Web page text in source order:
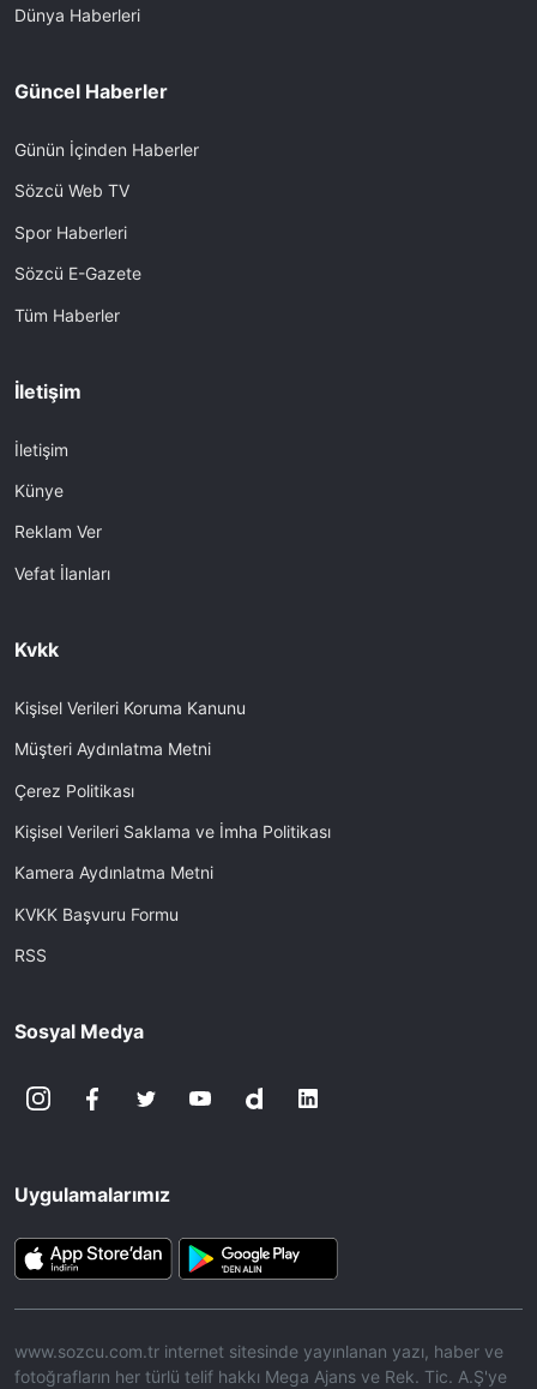
Dünya Haberleri
Güncel Haberler
Günün İçinden Haberler
Sözcü Web TV
Spor Haberleri
Sözcü E-Gazete
Tüm Haberler
İletişim
İletişim
Künye
Reklam Ver
Vefat İlanları
Kvkk
Kişisel Verileri Koruma Kanunu
Müşteri Aydınlatma Metni
Çerez Politikası
Kişisel Verileri Saklama ve İmha Politikası
Kamera Aydınlatma Metni
KVKK Başvuru Formu
RSS
Sosyal Medya
Uygulamalarımız
www.sozcu.com.tr internet sitesinde yayınlanan yazı, haber ve
fotoğrafların her türlü telif hakkı Mega Ajans ve Rek. Tic. A.Ş'ye